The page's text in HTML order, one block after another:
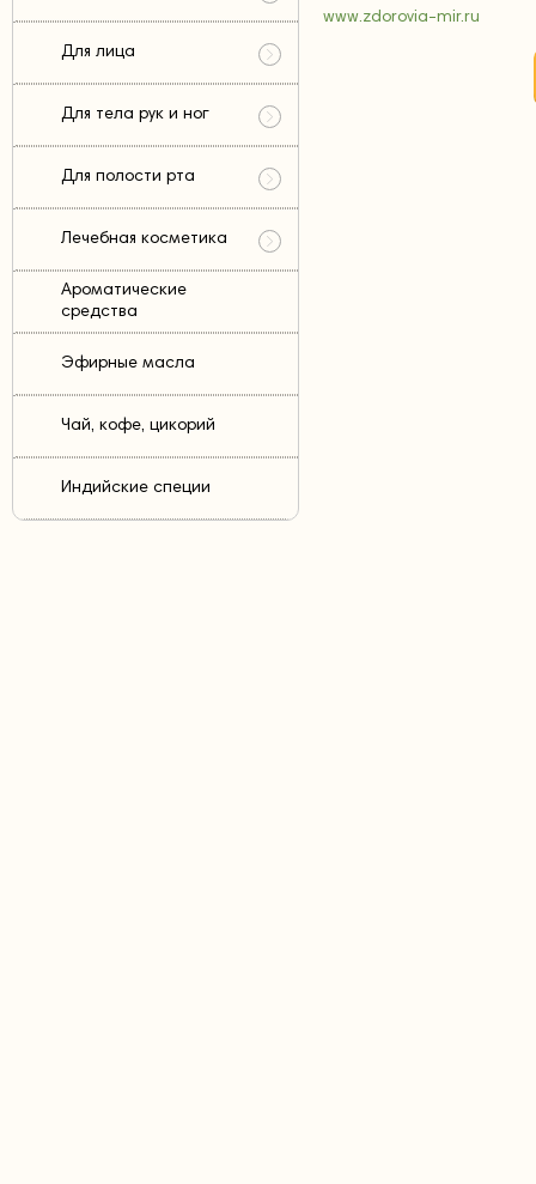
www.zdorovia-mir.ru
Для лица
Для тела рук и ног
Для полости рта
Лечебная косметика
Ароматические
средства
Эфирные масла
Чай, кофе, цикорий
Индийские специи